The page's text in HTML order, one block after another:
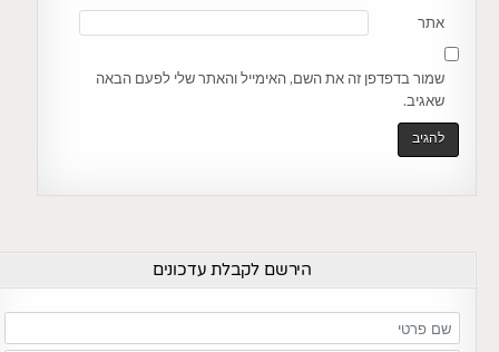
אתר
שמור בדפדפן זה את השם, האימייל והאתר שלי לפעם הבאה
שאגיב.
הירשם לקבלת עדכונים